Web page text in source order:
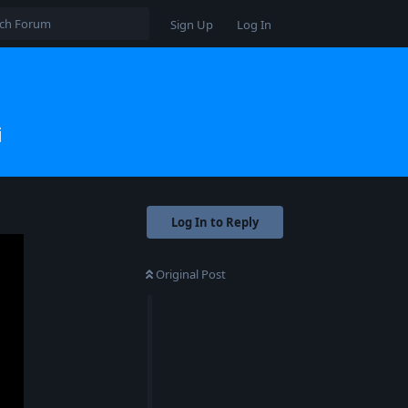
Sign Up Log In
Log In to Reply
Original Post